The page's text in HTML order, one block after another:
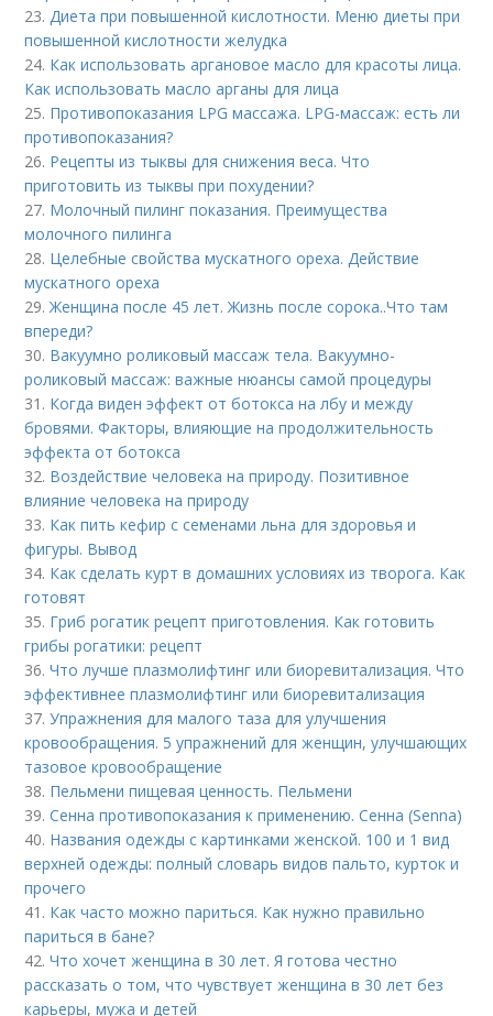
23.Диета при повышенной кислотности. Меню диеты при
повышенной кислотности желудка
24. Как использовать аргановое масло для красоты лица.
Как использовать масло арганы для лица
25. Противопоказания LPG массажа. LPG-массаж: есть ли
противопоказания?
26. Рецепты из тыквы для снижения веса. Что
приготовить из тыквы при похудении?
27. Молочный пилинг показания. Преимущества
молочного пилинга
28. Целебные свойства мускатного ореха. Действие
мускатного ореха
29.Женщина после 45 лет. Жизнь после сорока..Что там
впереди?
30. Вакуумно роликовый массаж тела. Вакуумно-
роликовый массаж: важные нюансы самой процедуры
31. Когда виден эффект от ботокса на лбу и между
бровями. Факторы, влияющие на продолжительность
эффекта от ботокса
32. Воздействие человека на природу. Позитивное
влияние человека на природу
33. Как пить кефир с семенами льна для здоровья и
фигуры. Вывод
34. Как сделать курт в домашних условиях из творога. Как
готовят
35. Гриб рогатик рецепт приготовления. Как готовить
грибы рогатики: рецепт
36.Что лучше плазмолифтинг или биоревитализация. Что
эффективнее плазмолифтинг или биоревитализация
37.Упражнения для малого таза для улучшения
кровообращения. 5 упражнений для женщин, улучшающих
тазовое кровообращение
38. Пельмени пищевая ценность. Пельмени
39.Сенна противопоказания к применению. Сенна (Senna)
40. Названия одежды с картинками женской. 100 и 1 вид
верхней одежды: полный словарь видов пальто, курток и
прочего
41. Как часто можно париться. Как нужно правильно
париться в бане?
42.Что хочет женщина в 30 лет. Я готова честно
рассказать о том, что чувствует женщина в 30 лет без
карьеры, мужа и детей